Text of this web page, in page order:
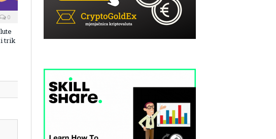
0
trik